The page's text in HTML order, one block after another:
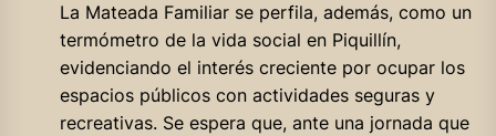
La Mateada Familiar se perfila, además, como un
termómetro de la vida social en Piquillín,
evidenciando el interés creciente por ocupar los
espacios públicos con actividades seguras y
recreativas. Se espera que, ante una jornada que